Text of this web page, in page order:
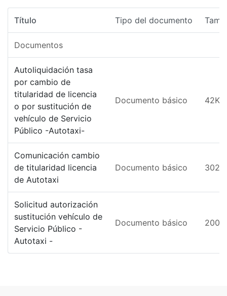
Título Tipo del documento
Documentos
Autoliquidación tasa
por cambio de
titularidad de licencia
o por sustitución de
vehículo de Servicio
Público -Autotaxi-
Documento básico 42KB
Comunicación cambio
de titularidad licencia
de Autotaxi
Documento básico
Solicitud autorización
sustitución vehículo de
Servicio Público -
Autotaxi -
Documento básico